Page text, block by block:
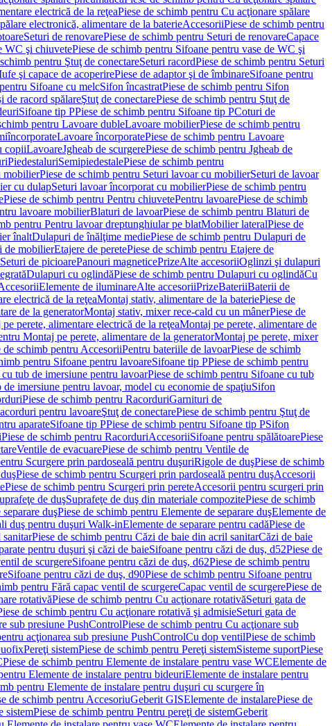
electrică de la reţeaPiese de schimb pentru Cu acţionare spălare
electronică, alimentare de la baterieAccesoriiPiese de schimb pentru
Seturi de renovarePiese de schimb pentru Seturi de renovareCapace
WC şi chiuvetePiese de schimb pentru Sifoane pentru vase de WC şi
pentru Ştuţ de conectareSeturi racordPiese de schimb pentru Seturi
şi capace de acoperirePiese de adaptor şi de îmbinareSifoane pentru
Sifoane cu melcSifon încastratPiese de schimb pentru Sifon
de racord spălareŞtuţ de conectarePiese de schimb pentru Ştuţ de
Sifoane tip PPiese de schimb pentru Sifoane tip PCoturi de
pentru Lavoare dubleLavoare mobilierPiese de schimb pentru
Lavoare încorporatePiese de schimb pentru Lavoare
copiiLavoareJgheab de scurgerePiese de schimb pentru Jgheab de
PiedestaluriSemipiedestalePiese de schimb pentru
mobilierPiese de schimb pentru Seturi lavoar cu mobilierSeturi de lavoar
cu dulapSeturi lavoar încorporat cu mobilierPiese de schimb pentru
Piese de schimb pentru Pentru chiuvetePentru lavoarePiese de schimb
lavoare mobilierBlaturi de lavoarPiese de schimb pentru Blaturi de
pentru Pentru lavoar dreptunghiular pe blatMobilier lateralPiese de
înaltDulapuri de înălţime mediePiese de schimb pentru Dulapuri de
de mobilierEtajere de peretePiese de schimb pentru Etajere de
Seturi de picioarePanouri magneticePrizeAlte accesoriiOglinzi şi dulapuri
Dulapuri cu oglindăPiese de schimb pentru Dulapuri cu oglindăCu
Elemente de iluminareAlte accesoriiPrizeBateriiBaterii de
electrică de la reţeaMontaj stativ, alimentare de la bateriePiese de
de la generatorMontaj stativ, mixer rece-cald cu un mânerPiese de
perete, alimentare electrică de la reţeaMontaj pe perete, alimentare de
Montaj pe perete, alimentare de la generatorMontaj pe perete, mixer
de schimb pentru AccesoriiPentru bateriile de lavoarPiese de schimb
pentru Sifoane pentru lavoareSifoane tip PPiese de schimb pentru
cu tub de imersiune pentru lavoarPiese de schimb pentru Sifoane cu tub
imersiune pentru lavoar, model cu economie de spaţiuSifon
Piese de schimb pentru RacorduriGarnituri de
pentru lavoareŞtuţ de conectarePiese de schimb pentru Ştuţ de
aparateSifoane tip PPiese de schimb pentru Sifoane tip PSifon
Piese de schimb pentru RacorduriAccesoriiSifoane pentru spălătoarePiese
Ventile de evacuarePiese de schimb pentru Ventile de
Scurgere prin pardoseală pentru duşuriRigole de duşPiese de schimb
Piese de schimb pentru Scurgeri prin pardoseală pentru duşAccesorii
Piese de schimb pentru Scurgeri prin pereteAccesorii pentru scurgeri prin
de duşSuprafeţe de duş din materiale compozitePiese de schimb
duşPiese de schimb pentru Elemente de separare duşElemente de
duş pentru duşuri Walk-inElemente de separare pentru cadăPiese de
sanitarPiese de schimb pentru Căzi de baie din acril sanitarCăzi de baie
pentru duşuri şi căzi de baieSifoane pentru căzi de duş, d52Piese de
de scurgereSifoane pentru căzi de duş, d62Piese de schimb pentru
Sifoane pentru căzi de duş, d90Piese de schimb pentru Sifoane pentru
pentru Fără capac ventil de scurgereCapac ventil de scurgerePiese de
rotativăPiese de schimb pentru Cu acţionare rotativăSeturi gata de
de schimb pentru Cu acţionare rotativă şi admisieSeturi gata de
sub presiune PushControlPiese de schimb pentru Cu acţionare sub
acţionarea sub presiune PushControlCu dop ventilPiese de schimb
Pereţi sistemPiese de schimb pentru Pereţi sistemSisteme suportPiese
Piese de schimb pentru Elemente de instalare pentru vase WCElemente de
Elemente de instalare pentru bideuriElemente de instalare pentru
pentru Elemente de instalare pentru duşuri cu scurgere în
de schimb pentru AccesoriuGeberit GISElemente de instalarePiese de
sistemPiese de schimb pentru Pentru pereţi de sistemGeberit